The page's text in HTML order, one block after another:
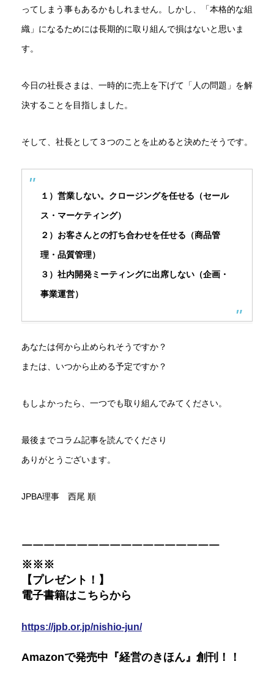
ってしまう事もあるかもしれません。しかし、「本格的な組
織」になるためには長期的に取り組んで損はないと思いま
す。
今日の社長さまは、一時的に売上を下げて「人の問題」を解
決することを目指しました。
そして、社長として３つのことを止めると決めたそうです。
１）営業しない。クロージングを任せる（セール
ス・マーケティング）
２）お客さんとの打ち合わせを任せる（商品管
理・品質管理）
３）社内開発ミーティングに出席しない（企画・
事業運営）
あなたは何から止められそうですか？
または、いつから止める予定ですか？
もしよかったら、一つでも取り組んでみてください。
最後までコラム記事を読んでくださり
ありがとうございます。
JPBA理事 西尾 順
￣￣￣￣￣￣￣￣￣￣￣￣￣￣￣￣￣￣
※※※
【プレゼント！】
電子書籍はこちらから
https://jpb.or.jp/nishio-jun/
Amazonで発売中『経営のきほん』創刊！！